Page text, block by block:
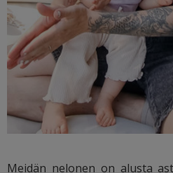
Meidän nelonen on alusta